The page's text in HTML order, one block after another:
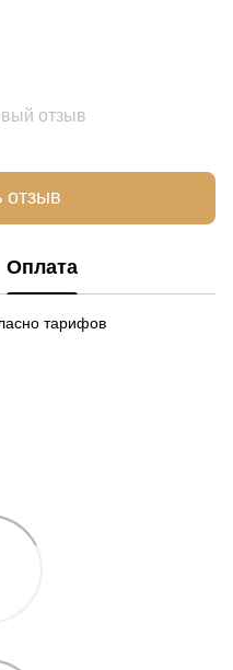
отзыв
отзыв
Оплата
тарифов